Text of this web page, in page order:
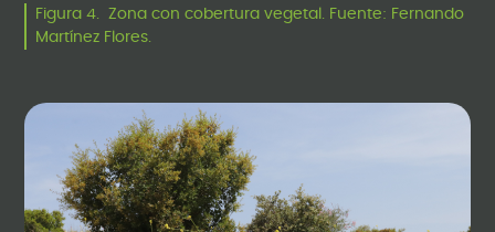
Figura 4. Zona con cobertura vegetal. Fuente: Fernando
Martínez Flores.